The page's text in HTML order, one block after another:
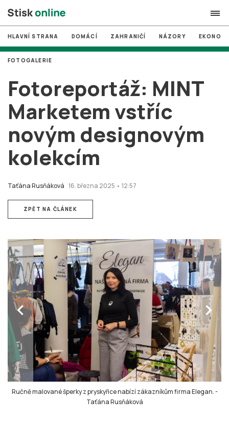
search
# MUNI
# Brno
# volby
login PŘIHLÁSIT SE
Zapomněli jste heslo?
HLAVNÍ STRANA DOMÁCÍ ZAHRANIČÍ NÁZORY
Fotoreportáž: MINT
Marketem vstříc
novým designovým
kolekcím
Taťána Rusňáková 16. března 2025 • 12:57
FOTOGALERIE
ZPĚT NA ČLÁNEK
chevron_left chevron_right
Ručně malované šperky z pryskyřice nabízí zákazníkům firma Elegan.-
Taťána Rusňáková